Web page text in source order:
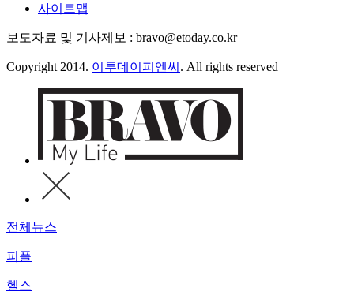
사이트맵
보도자료 및 기사제보 : bravo@etoday.co.kr
Copyright 2014. 이투데이피엔씨 . All rights reserved
전체뉴스
피플
헬스